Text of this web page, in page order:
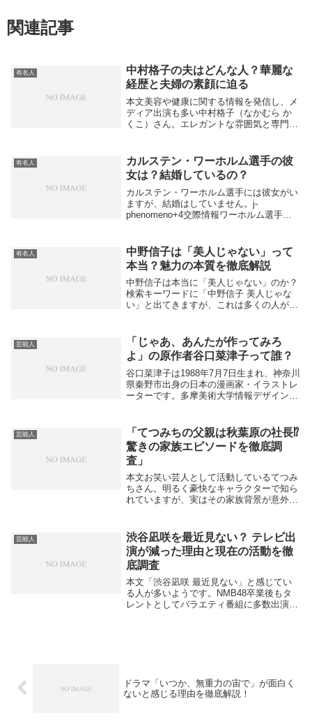
関連記事
有名人
中村格子の夫はどんな人？華麗な
経歴と夫婦の素顔に迫る
本文美容や健康に関する情報を発信し、メ
ディア出演も多い中村格子（なかむら か
くこ）さん。エレガントな雰囲気と専門知
す。今回は、中村格子さんの夫について調
べてみました...
有名人
カルステン・ワーホルム選手の彼
女は？結婚しているの？
カルステン・ワーホルム選手には彼女がい
ますが、結婚はしていません。j-
phenomeno+4交際情報ワーホルム選手
て交際しており、SNSや取材記事にもた
び...
有名人
中野信子は「美人じゃない」って
本当？魅力の本質を徹底解説
中野信子は本当に「美人じゃない」のか？
検索キーワードに「中野信子 美人じゃな
い」と出てきますが、これは多くの人が彼
る“典型的な美人像”とは少し違うかもしれ
ません。ですが...
芸能人
「じゃあ、あんたが作ってみろ
よ」の原作者谷口菜津子って誰？
谷口菜津子は1988年7月7日生まれ、神奈川
県秦野市出身の日本の漫画家・イラストレ
ーターです。多摩美術大学情報デザイン学
ッセイコミックなども手がけています。彼
女の代表...
芸能人
「てつみちの父親は秋葉原の社長⁉
驚きの家族エピソードを徹底調
査」
本文お笑い芸人として活動しているてつみ
ちさん。明るく豪快なキャラクターで知ら
れていますが、実はその家族背景が意外だ
社長？ネット上で囁かれているのは「てつ
みちの父親は...
芸能人
渋谷凪咲を最近見ない？ テレビ出
演が減った理由と現在の活動を徹
底調査
本文「渋谷凪咲 最近見ない」と感じてい
る人が多いようです。NMB48卒業後もタ
レントとしてバラエティ番組に多数出演
ドラマ「いつか、無重力の宙で」が面白く
ないと感じる理由を徹底解説！